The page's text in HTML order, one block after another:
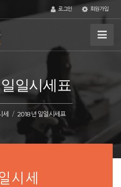
로그인 회원가입
일시세표
세 2018년 일일시세표
시세